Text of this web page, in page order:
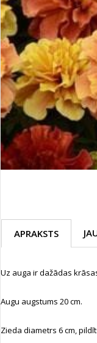
Klientu Diena
Novatec - izcils
sezonas otrajā
Piedāvājums
TOP piemājas
APRAKSTS
Uz auga ir dažādas
Augu augstums 20 cm.
Zieda diametrs 6 cm,